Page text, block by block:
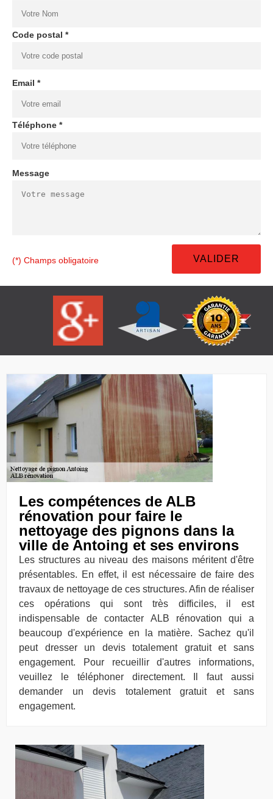
Code postal *
Email *
Téléphone *
Message
(*) Champs obligatoire
Les compétences de ALB
rénovation pour faire le
nettoyage des pignons dans la
ville de Antoing et ses environs
Les structures au niveau des maisons méritent d'être
présentables. En effet, il est nécessaire de faire des
travaux de nettoyage de ces structures. Afin de réaliser
ces opérations qui sont très difficiles, il est
indispensable de contacter ALB rénovation qui a
beaucoup d'expérience en la matière. Sachez qu'il
peut dresser un devis totalement gratuit et sans
engagement. Pour recueillir d'autres informations,
veuillez le téléphoner directement. Il faut aussi
demander un devis totalement gratuit et sans
engagement.